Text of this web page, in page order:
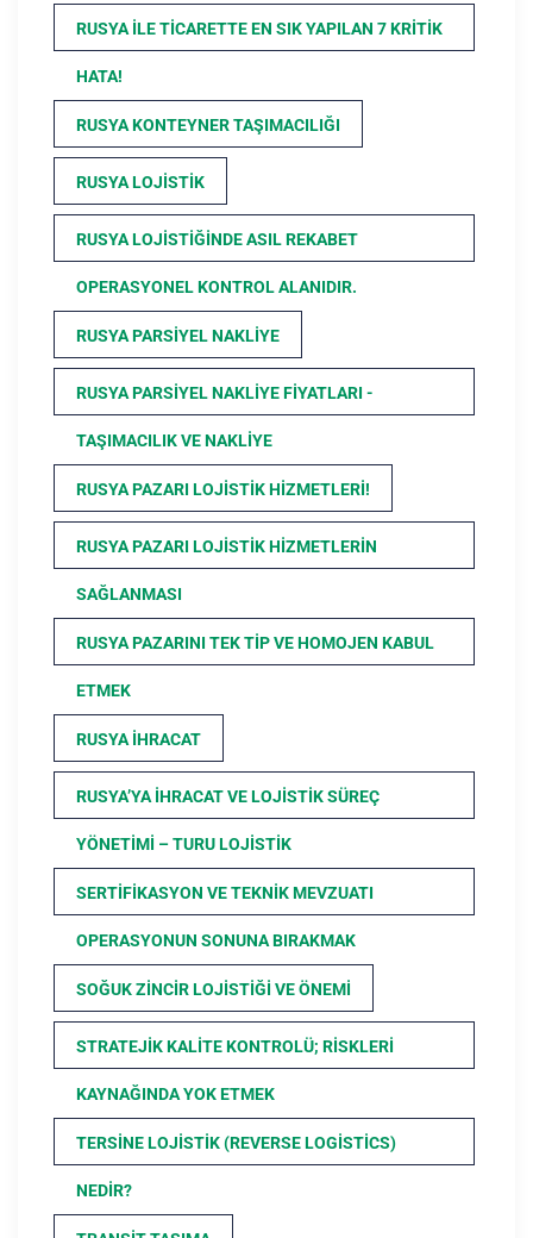
RUSYA ILE TICARETTE EN SIK YAPILAN 7 KRITIK
HATA!
RUSYA KONTEYNER TAŞIMACILIĞI
RUSYA LOJISTIK
RUSYA LOJISTIĞINDE ASIL REKABET
OPERASYONEL KONTROL ALANIDIR.
RUSYA PARSIYEL NAKLIYE
RUSYA PARSIYEL NAKLIYE FIYATLARI -
TAŞIMACILIK VE NAKLIYE
RUSYA PAZARI LOJISTIK HIZMETLERI!
RUSYA PAZARI LOJISTIK HIZMETLERIN
SAĞLANMASI
RUSYA PAZARINI TEK TIP VE HOMOJEN KABUL
ETMEK
RUSYA İHRACAT
RUSYA’YA İHRACAT VE LOJISTIK SÜREÇ
YÖNETIMI – TURU LOJISTIK
SERTIFIKASYON VE TEKNIK MEVZUATI
OPERASYONUN SONUNA BIRAKMAK
SOĞUK ZINCIR LOJISTIĞI VE ÖNEMI
STRATEJIK KALITE KONTROLÜ; RISKLERI
KAYNAĞINDA YOK ETMEK
TERSINE LOJISTIK (REVERSE LOGISTICS)
NEDIR?